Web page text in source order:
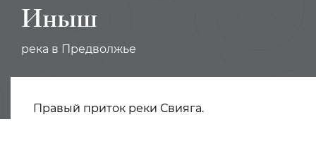
Иныш
река в Предволжье
Правый приток реки Свияга.